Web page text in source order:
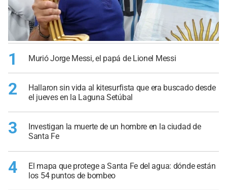
1 Murió Jorge Messi, el papá de Lionel Messi
2
Hallaron sin vida al kitesurfista que era buscado desde
el jueves en la Laguna Setúbal
3
Investigan la muerte de un hombre en la ciudad de
Santa Fe
4
El mapa que protege a Santa Fe del agua: dónde están
los 54 puntos de bombeo